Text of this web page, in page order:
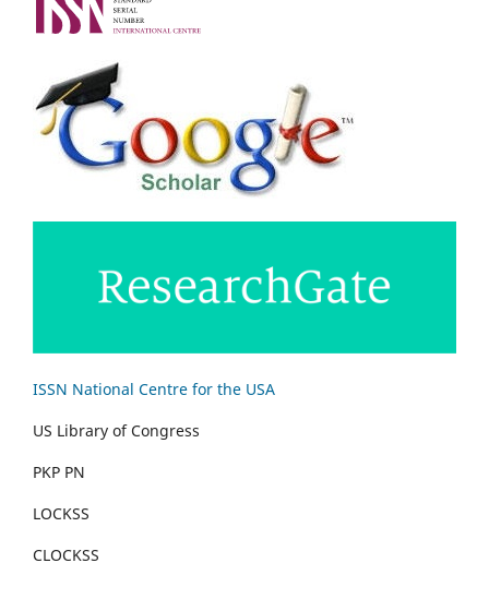
ISSN National Centre for the USA
US Library of Congress
PKP PN
LOCKSS
CLOCKSS